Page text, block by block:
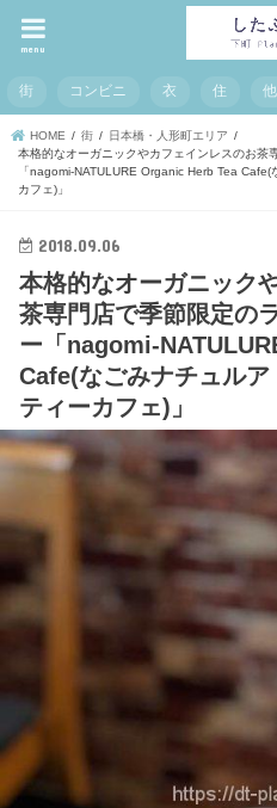
menu
街 コンビニ 衣 住 他
HOME 街
日本橋・人形町エリア
本格的なオーガニックやカフェインレスのお茶
「nagomi‐NATULURE Organic Herb Tea
カフェ)」
2018.09.06
本格的なオーガニック
茶専門店で季節限定の
ー「
Cafe(なごみナチュル
ティーカフェ)」